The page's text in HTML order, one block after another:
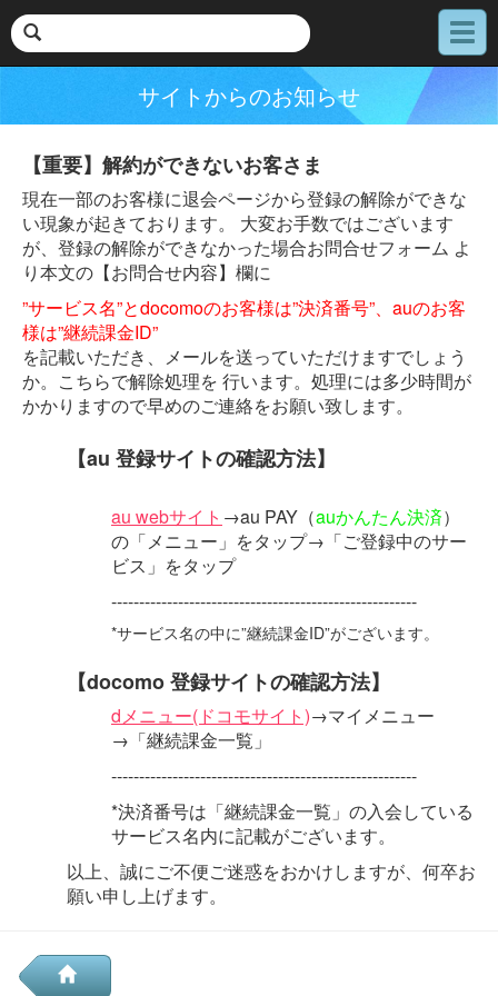
メ
ニ
サイトからのお知らせ
【重要】解約ができないお客さま
現在一部のお客様に退会ページから登録の解除ができな
い現象が起きております。 大変お手数ではございます
が、登録の解除ができなかった場合お問合せフォーム よ
り本文の【お問合せ内容】欄に
”サービス名”とdocomoのお客様は”決済番号”、auのお客
様は”継続課金ID”
を記載いただき、メールを送っていただけますでしょう
か。こちらで解除処理を 行います。処理には多少時間が
かかりますので早めのご連絡をお願い致します。
【au 登録サイトの確認方法】
au webサイト →au PAY（auかんたん決済）
の「メニュー」をタップ→「ご登録中のサー
ビス」をタップ
-------------------------------------------------------
*サービス名の中に”継続課金ID”がございます。
【docomo 登録サイトの確認方法】
dメニュー(ドコモサイト)→マイメニュー
→「継続課金一覧」
-------------------------------------------------------
*決済番号は「継続課金一覧」の入会している
サービス名内に記載がございます。
以上、誠にご不便ご迷惑をおかけしますが、何卒お
願い申し上げます。